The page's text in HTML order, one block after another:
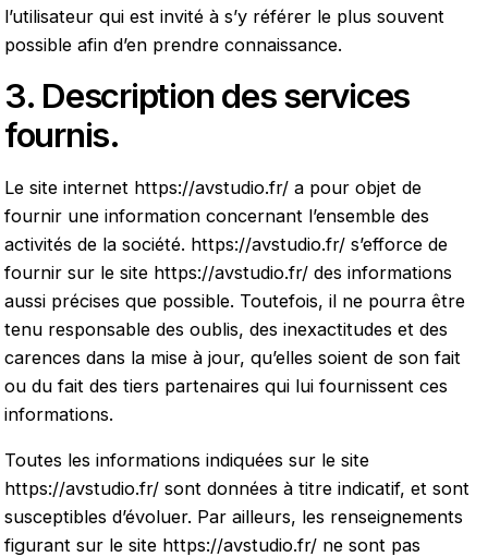
l’utilisateur qui est invité à s’y référer le plus souvent
possible afin d’en prendre connaissance.
3. Description des services
fournis.
Le site internet https://avstudio.fr/ a pour objet de
fournir une information concernant l’ensemble des
activités de la société. https://avstudio.fr/ s’efforce de
fournir sur le site https://avstudio.fr/ des informations
aussi précises que possible. Toutefois, il ne pourra être
tenu responsable des oublis, des inexactitudes et des
carences dans la mise à jour, qu’elles soient de son fait
ou du fait des tiers partenaires qui lui fournissent ces
informations.
Toutes les informations indiquées sur le site
https://avstudio.fr/ sont données à titre indicatif, et sont
susceptibles d’évoluer. Par ailleurs, les renseignements
figurant sur le site https://avstudio.fr/ ne sont pas